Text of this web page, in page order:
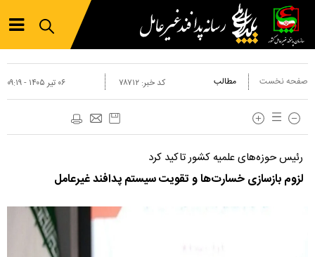
صفحه نخست مطالب ۰۶ تير ۱۴۰۵ - ۰۹:۱۹ کد خبر:۷۸۷۱۲
رئیس حوزه‌های علمیه کشور تاکید کرد
لزوم بازسازی خسارت‌ها و تقویت سیستم پدافند غیرعامل